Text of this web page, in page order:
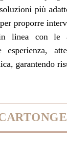
più
proporre
linea con le
esperienza,
garantendo